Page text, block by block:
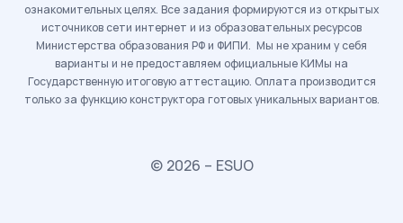
ознакомительных целях. Все задания формируются из открытых
источников сети интернет и из образовательных ресурсов
Министерства образования РФ и ФИПИ. Мы не храним у себя
варианты и не предоставляем официальные КИМы на
Государственную итоговую аттестацию. Оплата производится
только за функцию конструктора готовых уникальных вариантов.
© 2026 – ESUO